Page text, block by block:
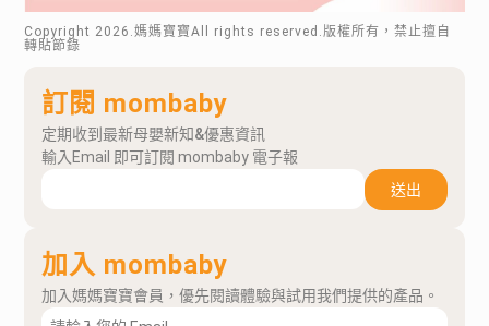
Copyright 2026 .媽媽寶寶All rights reserved.版權所有，禁止擅自
轉貼節錄
訂閱 mombaby
定期收到最新母嬰新知&優惠資訊
輸入Email 即可訂閱 mombaby 電子報
送出
加入 mombaby
加入媽媽寶寶會員，優先閱讀體驗與試用我們提供的產品。